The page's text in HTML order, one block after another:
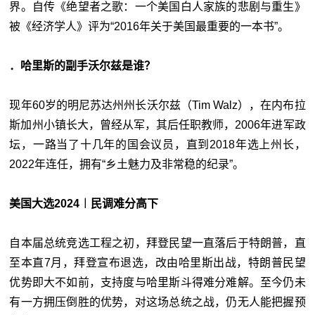
界。自传《绝望者之歌：一个美国白人家族的悲剧与重生》
被《经济学人》评为“2016年关于美国最重要的一本书”。
．哈里斯的副手沃尔兹是谁？
现年60岁的明尼苏达州州长沃尔兹（Tim Walz），在内布拉
斯加州小镇长大，曾经从军，其后任职教师，2006年进军政
坛，一路当了十几年的国会议员，直到2018年选上州长，
2022年连任，拥有“乡土魅力及非常稳的纪录”。
美国大选2024︱民调难分高下
自本届总统竞选工程之初，拜登民望一直落后于特朗普，直
至本直7月，拜登宣布退选，改由哈里斯出战，特朗普民望
优势即大不如前，支持度与哈里斯斗得难分难解。至今仍未
有一方拥压倒胜的优势，对这场总统之战，仍无人能把握预